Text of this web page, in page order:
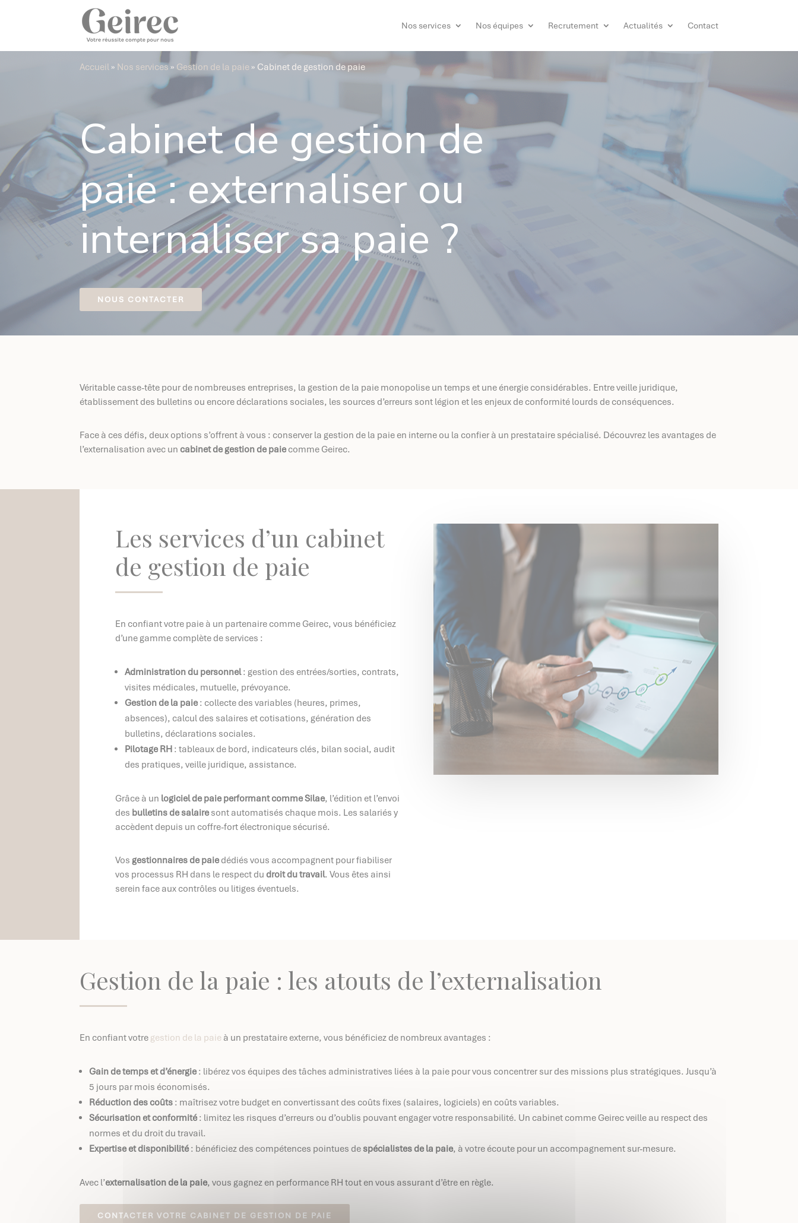
Nos services Nos équipes Recrutement Actualités Contact
Cabinet de gestion de
paie : externaliser ou
internaliser sa paie ?
NOUS CONTACTER
Accueil » Nos services» Gestion de la paie » Cabinet de gestion de paie
Véritable casse-tête pour de nombreuses entreprises, la gestion de la paie monopolise un temps et une énergie considérables. Entre veille juridique,
établissement des bulletins ou encore déclarations sociales, les sources d’erreurs sont légion et les enjeux de conformité lourds de conséquences.
Face à ces défis, deux options s’offrent à vous : conserver la gestion de la paie en interne ou la confier à un prestataire spécialisé. Découvrez les avantages de
l’externalisation avec un cabinet de gestion de paiecomme Geirec.
Les services d’un cabinet
de gestion de paie
En confiant votre paie à un partenaire comme Geirec, vous bénéficiez
d’une gamme complète de services :
Administration du personnel: gestion des entrées/sorties, contrats,
visites médicales, mutuelle, prévoyance.
Gestion de la paie: collecte des variables (heures, primes,
absences), calcul des salaires et cotisations, génération des
bulletins, déclarations sociales.
Pilotage RH : tableaux de bord, indicateurs clés, bilan social, audit
des pratiques, veille juridique, assistance.
Grâce à un logiciel de paie performant comme Silae, l’édition et l’envoi
des bulletins de salairesont automatisés chaque mois. Les salariés y
accèdent depuis un coffre-fort électronique sécurisé.
Vosgestionnaires de paiedédiés vous accompagnent pour fiabiliser
vos processus RH dans le respect du droit du travail. Vous êtes ainsi
serein face aux contrôles ou litiges éventuels.
Gestion de la paie : les atouts de l’externalisation
En confiant votre gestion de la paie à un prestataire externe, vous bénéficiez de nombreux avantages :
Gain de temps et d’énergie: libérez vos équipes des tâches administratives liées à la paie pour vous concentrer sur des missions plus stratégiques. Jusqu’à
5 jours par mois économisés.
Réduction des coûts : maîtrisez votre budget en convertissant des coûts fixes (salaires, logiciels) en coûts variables.
Sécurisation et conformité: limitez les risques d’erreurs ou d’oublis pouvant engager votre responsabilité. Un cabinet comme Geirec veille au respect des
normes et du droit du travail.
Expertise et disponibilité: bénéficiez des compétences pointues de spécialistes de la paie, à votre écoute pour un accompagnement sur-mesure.
Avec l’externalisation de la paie, vous gagnez en performance RH tout en vous assurant d’être en règle.
CONTACTER VOTRE CABINET DE GESTION DE PAIE
Panneau de gestion des cookies